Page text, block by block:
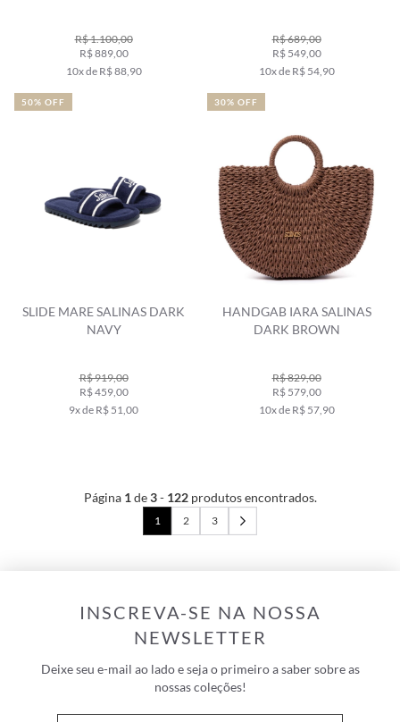
R$ 1.100,00
R$ 889,00
10x de R$ 88,90
R$ 689,00
R$ 549,00
10x de R$ 54,90
SLIDE MARE SALINAS DARK
NAVY
R$ 919,00
R$ 459,00
9x de R$ 51,00
50% OFF
HANDGAB IARA SALINAS
DARK BROWN
R$ 829,00
R$ 579,00
10x de R$ 57,90
30% OFF
Página 1de3- 122produtos encontrados.
1 2 3
INSCREVA-SE NA NOSSA
NEWSLETTER
Deixe seu e-mail ao lado e seja o primeiro a saber sobre as
nossas coleções!